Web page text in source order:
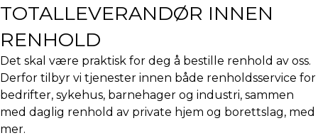
TOTALLEVERANDØR INNEN
RENHOLD
Det skal være praktisk for deg å bestille renhold av oss.
Derfor tilbyr vi tjenester innen både renholdsservice for
bedrifter, sykehus, barnehager og industri, sammen
med daglig renhold av private hjem og borettslag, med
mer.